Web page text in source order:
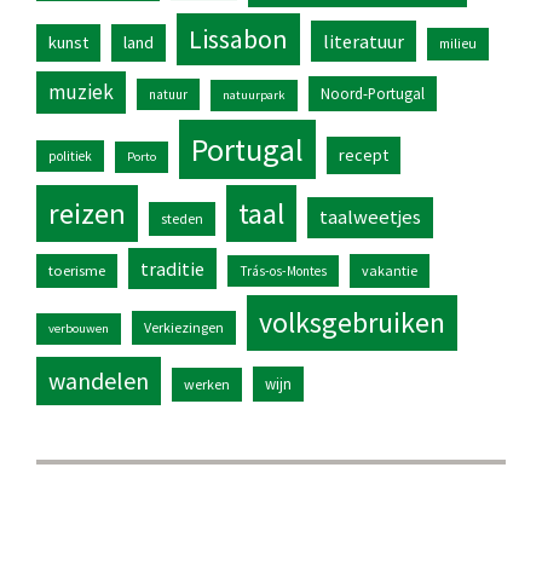
kunst land Lissabon literatuur milieu
muziek natuur natuurpark Noord-Portugal
politiek Porto Portugal recept
reizen steden taal taalweetjes
toerisme traditie Trás-os-Montes vakantie
verbouwen Verkiezingen volksgebruiken
wandelen werken wijn